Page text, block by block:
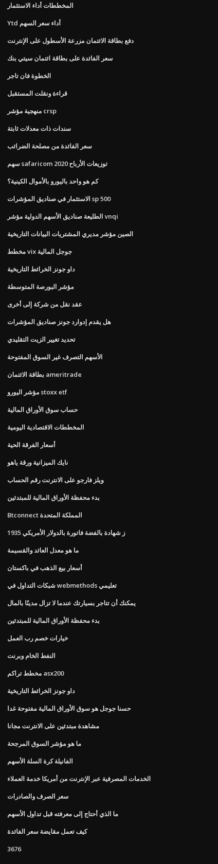
المخططات أداء الاستثمار
Ytd أداء سعر السهم
دفع بطاقة الائتمان مزرعة الأسطول على الإنترنت
سعر الفائدة على بطاقة ائتمان سيتي بنك
الخطوة فان تاجر
قراءة ونقلت المستقبل
منهجية مؤشر crsp
سندات ذات معدلات ثابتة
سعر الفائدة من مصلحة الضرائب
سهم safaricom توزيعات الأرباح 2020
كم هو واحد باليورو بالأموال الكينية؟
الاستثمار في صناديق المؤشرات sp 500
الطليعة صناديق الأسهم الدولية مؤشر vnqi
الصين مؤشر مديري المشتريات البيانات التاريخية
مخطط vix جوجل المالية
داو جونز الخرائط التاريخية
مؤشر البورصة المتوسطة
عقد نقل من شركة إلى أخرى
هل يقدم إدوارد جونز صناديق المؤشرات
تحديد تغيير الزيت التقليدي
الأسهم التصرف غير السوق المفتوحة
بطاقة الائتمان ameritrade
مؤشر اليورو stoxx etf
حساب سوق الأوراق المالية
المخططات الاقتصادية اليومية
أسعار الفرقة الحية
نايك الميزانية ورقة ياهو
ويلز فارجو على الانترنت رقم الحساب
بدء محفظة الأوراق المالية للمبتدئين
Btconnect المملكة المتحدة
1935 ز شهادة بالفضة فاتورة بالدولار الأمريكي
ما هو معدل العائد والقسيمة
أسعار بيع الذهب في باكستان
شبكات التداول في webmethods تعليمي
يمكنك أن تتاجر بسيارتك عندما لا تزال مدينًا بالمال
بدء محفظة الأوراق المالية للمبتدئين
خيارات خصم رب العمل
النفط الخام وبرنت
مخطط تراكم asx200
داو جونز الخرائط التاريخية
حسنا جوجل هو سوق الأوراق المالية مفتوحة غدا
مشاهدة مبتدئين على الانترنت مجانا
ما هو مؤشر السوق المرجحة
الفانيلة كرة السلة الأسهم
الخدمات المصرفية عبر الإنترنت من أمريكا خدمة العملاء
سعر الصرف والصادرات
ما الذي أحتاج إلى معرفته قبل تداول الأسهم
كيف تعمل مقايضة سعر الفائدة
3676